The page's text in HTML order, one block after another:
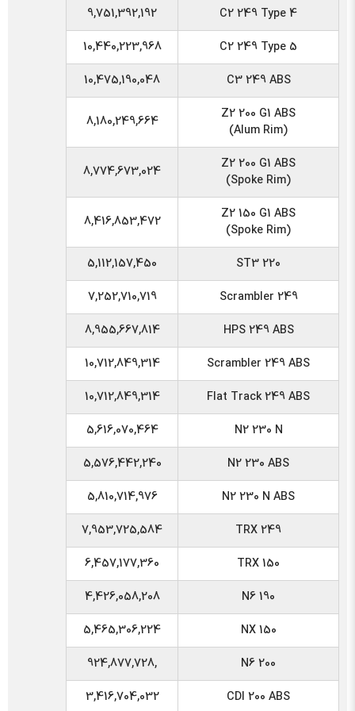
C2 249 Type 4
9,751,392,192
C2 249 Type 5
10,440,223,968
C3 249 ABS
10,475,190,048
Z2 200 G1 ABS
(Alum Rim)
8,180,249,664
Z2 200 G1 ABS
(Spoke Rim)
8,774,673,024
Z2 150 G1 ABS
(Spoke Rim)
8,416,853,472
ST3 220
5,112,157,450
Scrambler 249
7,252,710,719
HPS 249 ABS
8,955,667,814
Scrambler 249 ABS
10,712,849,314
Flat Track 249 ABS
10,712,849,314
N2 230 N
5,616,070,464
N2 230 ABS
5,576,442,240
N2 230 N ABS
5,810,714,976
TRX 249
7,953,725,584
TRX 150
6,457,177,360
N6 190
4,426,058,208
NX 150
5,465,306,224
N6 200
,924,877,728
CDI 200 ABS
3,416,704,032